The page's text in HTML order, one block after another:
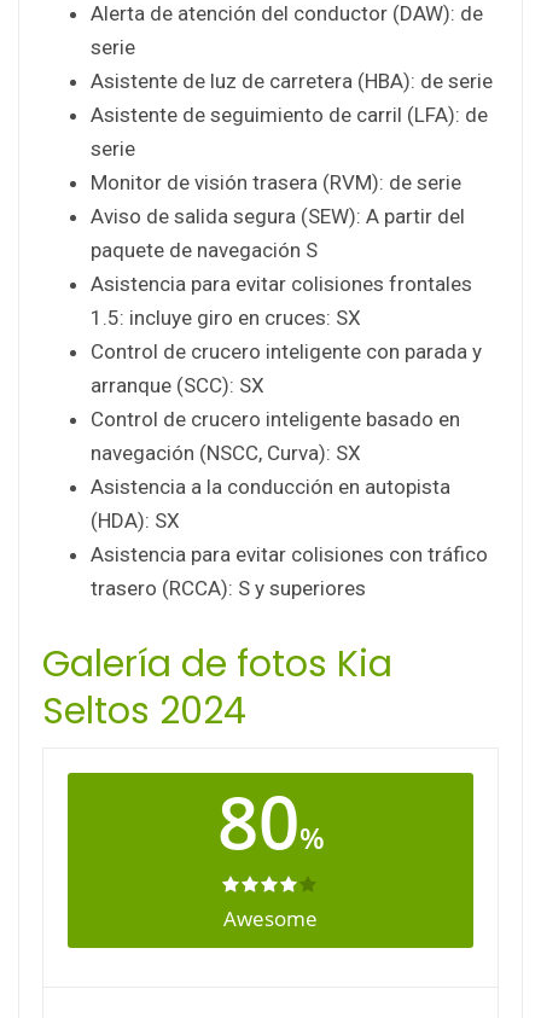
Alerta de atención del conductor (DAW): de
serie
Asistente de luz de carretera (HBA): de serie
Asistente de seguimiento de carril (LFA): de
serie
Monitor de visión trasera (RVM): de serie
Aviso de salida segura (SEW): A partir del
paquete de navegación S
Asistencia para evitar colisiones frontales
1.5: incluye giro en cruces: SX
Control de crucero inteligente con parada y
arranque (SCC): SX
Control de crucero inteligente basado en
navegación (NSCC, Curva): SX
Asistencia a la conducción en autopista
(HDA): SX
Asistencia para evitar colisiones con tráfico
trasero (RCCA): S y superiores
Galería de fotos Kia
Seltos 2024
80%
Awesome